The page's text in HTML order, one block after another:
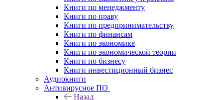
Книги по менеджменту
Книги по праву
Книги по предпринимательству
Книги по финансам
Книги по экономике
Книги по экономической теории
Книги по бизнесу
Книги инвестиционный бизнес
Аудиокниги
Антивирусное ПО
Назад